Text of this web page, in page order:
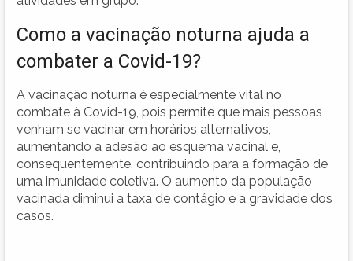
Como a vacinação noturna ajuda a
combater a Covid-19?
A vacinação noturna é especialmente vital no
combate à Covid-19, pois permite que mais pessoas
venham se vacinar em horários alternativos,
aumentando a adesão ao esquema vacinal e,
consequentemente, contribuindo para a formação de
uma imunidade coletiva. O aumento da população
vacinada diminui a taxa de contágio e a gravidade dos
casos.